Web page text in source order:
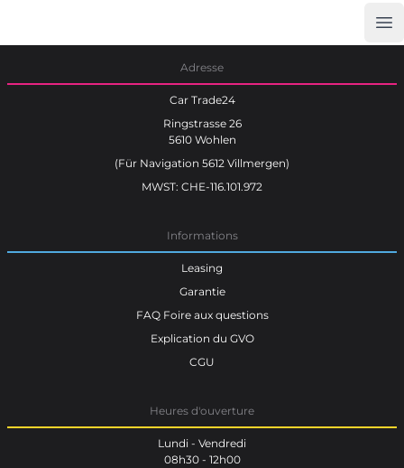
Adresse
Car Trade24
Ringstrasse 26
5610 Wohlen
(Für Navigation 5612 Villmergen)
MWST: CHE-116.101.972
Informations
Leasing
Garantie
FAQ Foire aux questions
Explication du GVO
CGU
Heures d'ouverture
Lundi - Vendredi
08h30 - 12h00